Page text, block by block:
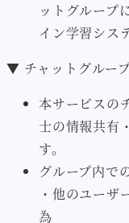
ットグループ
イン学習シス
▼ チャットグルー
本サービスの
士の情報共有
す。
グループ内で
・他のユーザ
為